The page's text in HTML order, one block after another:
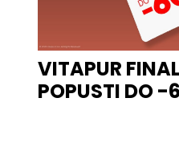
VITAPUR
POPUSTI DO -